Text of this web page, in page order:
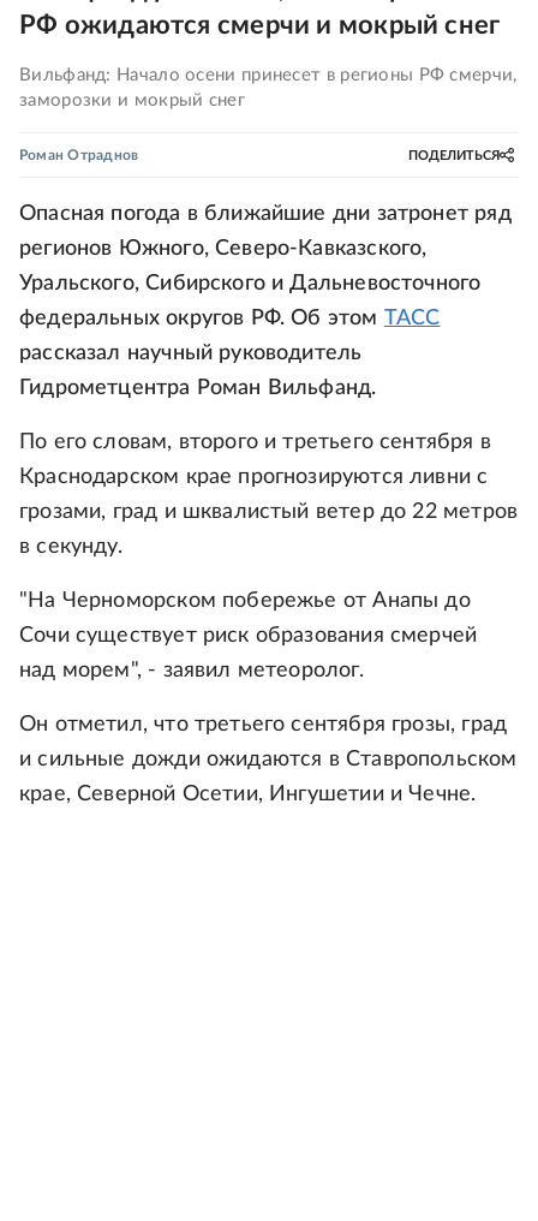
РФ ожидаются смерчи и мокрый снег
Вильфанд: Начало осени принесет в регионы РФ смерчи,
заморозки и мокрый снег
Роман Отраднов ПОДЕЛИТЬСЯ
Опасная погода в ближайшие дни затронет ряд
регионов Южного, Северо-Кавказского,
Уральского, Сибирского и Дальневосточного
федеральных округов РФ. Об этом ТАСС
рассказал научный руководитель
Гидрометцентра Роман Вильфанд.
По его словам, второго и третьего сентября в
Краснодарском крае прогнозируются ливни с
грозами, град и шквалистый ветер до 22 метров
в секунду.
"На Черноморском побережье от Анапы до
Сочи существует риск образования смерчей
над морем", - заявил метеоролог.
Он отметил, что третьего сентября грозы, град
и сильные дожди ожидаются в Ставропольском
крае, Северной Осетии, Ингушетии и Чечне.